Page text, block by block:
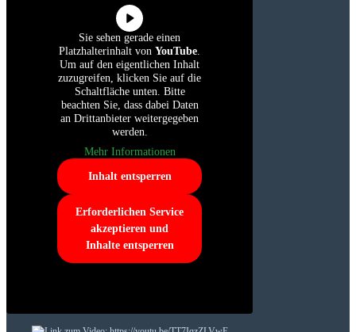
Sie sehen gerade einen
Platzhalterinhalt von YouTube.
Um auf den eigentlichen Inhalt
zuzugreifen, klicken Sie auf die
Schaltfläche unten. Bitte
beachten Sie, dass dabei Daten
an Drittanbieter weitergegeben
werden.
Mehr Informationen
Inhalt entsperren
Erforderlichen Service
akzeptieren und
Inhalte entsperren